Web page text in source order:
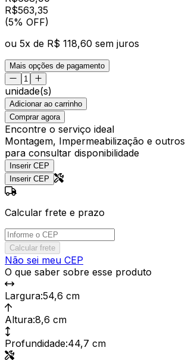
R$563,35
(5% OFF)
ou 5x de R$ 118,60 sem juros
Mais opções de pagamento
unidade(s)
Adicionar ao carrinho
Comprar agora
Encontre o serviço ideal
Montagem, Impermeabilização e outros
para consultar disponibilidade
Inserir CEP
Inserir CEP
Calcular frete e prazo
Calcular frete
Não sei meu CEP
O que saber sobre esse produto
Largura:54,6 cm
Altura:8,6 cm
Profundidade:44,7 cm